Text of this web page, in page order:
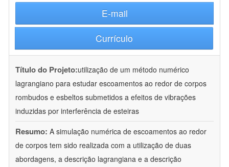
E-mail
Currículo
Título do Projeto:utilização de um método numérico
lagrangiano para estudar escoamentos ao redor de corpos
rombudos e esbeltos submetidos a efeitos de vibrações
induzidas por interferência de esteiras
Resumo: A simulação numérica de escoamentos ao redor
de corpos tem sido realizada com a utilização de duas
abordagens, a descrição lagrangiana e a descrição